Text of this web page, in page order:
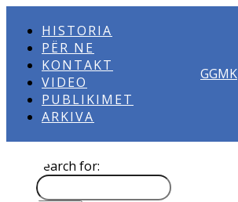
HISTORIA
PËR NE
KONTAKT
VIDEO
PUBLIKIMET
ARKIVA
GGMK
Search for: